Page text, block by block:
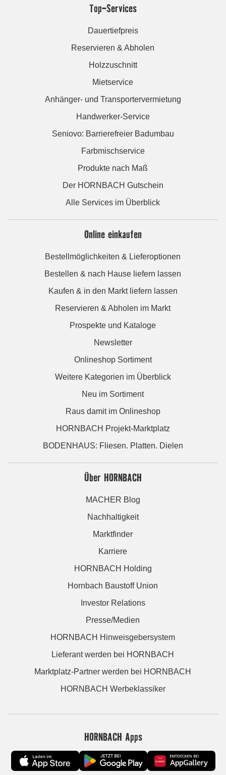
Top-Services
Dauertiefpreis
Reservieren & Abholen
Holzzuschnitt
Mietservice
Anhänger- und Transportervermietung
Handwerker-Service
Seniovo: Barrierefreier Badumbau
Farbmischservice
Produkte nach Maß
Der HORNBACH Gutschein
Alle Services im Überblick
Online einkaufen
Bestellmöglichkeiten & Lieferoptionen
Bestellen & nach Hause liefern lassen
Kaufen & in den Markt liefern lassen
Reservieren & Abholen im Markt
Prospekte und Kataloge
Newsletter
Onlineshop Sortiment
Weitere Kategorien im Überblick
Neu im Sortiment
Raus damit im Onlineshop
HORNBACH Projekt-Marktplatz
BODENHAUS: Fliesen. Platten. Dielen
Über HORNBACH
MACHER Blog
Nachhaltigkeit
Marktfinder
Karriere
HORNBACH Holding
Hornbach Baustoff Union
Investor Relations
Presse/Medien
HORNBACH Hinweisgebersystem
Lieferant werden bei HORNBACH
Marktplatz-Partner werden bei HORNBACH
HORNBACH Werbeklassiker
HORNBACH Apps